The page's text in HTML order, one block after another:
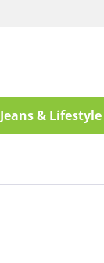
Jeans & Lifestyle